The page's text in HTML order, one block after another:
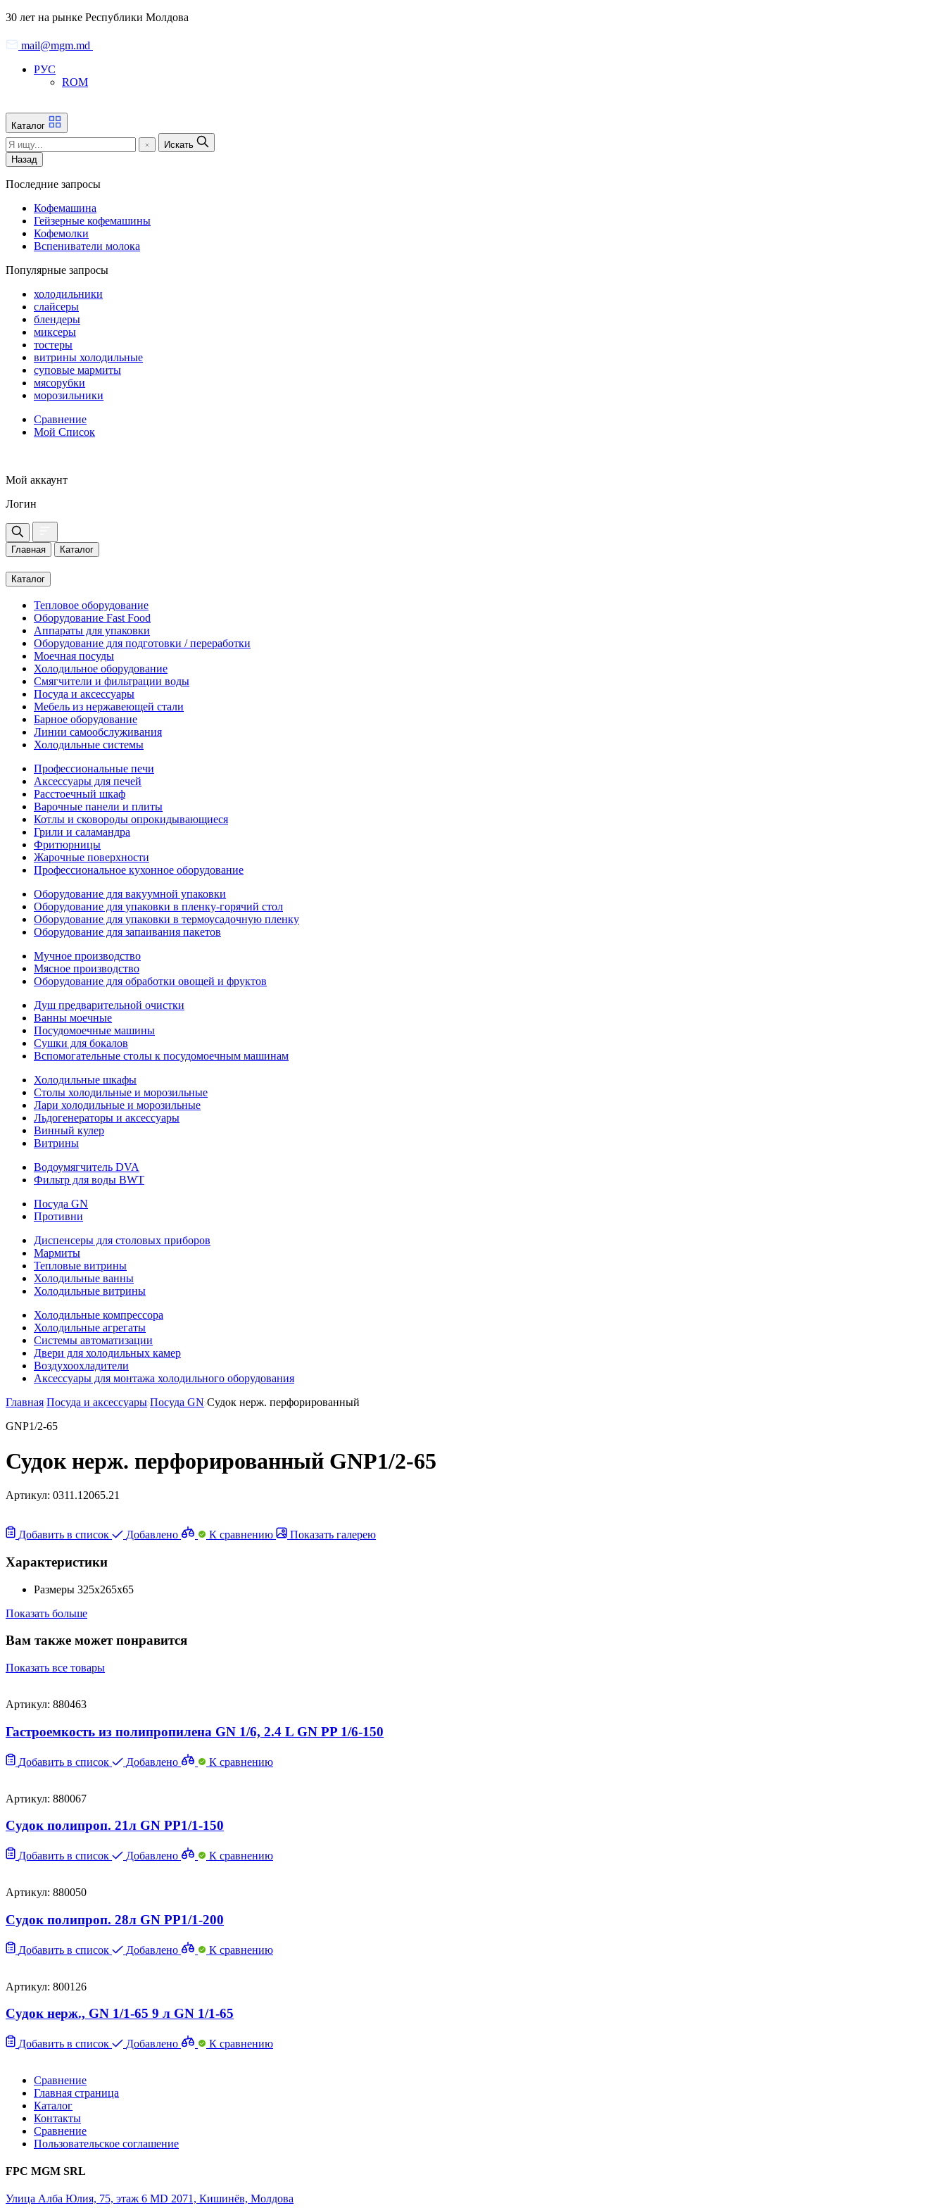
Skip
the
content
30 лет на рынке Республики Молдова
mail@mgm.md
РУС
ROM
Каталог
Искать
Назад
Последние запросы
Кофемашина
Гейзерные кофемашины
Кофемолки
Вспениватели молока
Популярные запросы
холодильники
слайсеры
блендеры
миксеры
тостеры
витрины холодильные
суповые мармиты
мясорубки
морозильники
Сравнение
Мой Список
Мой аккаунт
Логин
Главная Каталог
Каталог
Тепловое оборудование
Оборудование Fast Food
Аппараты для упаковки
Оборудование для подготовки / переработки
Моечная посуды
Холодильное оборудование
Смягчители и фильтрации воды
Посуда и аксессуары
Мебель из нержавеющей стали
Барное оборудование
Линии самообслуживания
Холодильные системы
Профессиональные печи
Аксессуары для печей
Расстоечный шкаф
Варочные панели и плиты
Котлы и сковороды опрокидывающиеся
Грили и саламандра
Фритюрницы
Жарочные поверхности
Профессиональное кухонное оборудование
Оборудование для вакуумной упаковки
Оборудование для упаковки в пленку-горячий стол
Оборудование для упаковки в термоусадочную пленку
Оборудование для запаивания пакетов
Мучное производство
Мясное производство
Оборудование для обработки овощей и фруктов
Душ предварительной очистки
Ванны моечные
Посудомоечные машины
Сушки для бокалов
Вспомогательные столы к посудомоечным машинам
Холодильные шкафы
Столы холодильные и морозильные
Лари холодильные и морозильные
Льдогенераторы и аксессуары
Винный кулер
Витрины
Водоумягчитель DVA
Фильтр для воды BWT
Посуда GN
Противни
Диспенсеры для столовых приборов
Мармиты
Тепловые витрины
Холодильные ванны
Холодильные витрины
Холодильные компрессора
Холодильные агрегаты
Системы автоматизации
Двери для холодильных камер
Воздухоохладители
Аксессуары для монтажа холодильного оборудования
Главная Посуда и аксессуары Посуда GN Судок нерж. перфорированный
GNP1/2-65
Судок нерж. перфорированный GNP1/2-65
Артикул: 0311.12065.21
Добавить в список Добавлено К сравнению Показать галерею
Характеристики
Размеры 325х265х65
Показать больше
Вам также может понравится
Показать все товары
Артикул: 880463
Гастроемкость из полипропилена GN 1/6, 2.4 L GN PP 1/6-150
Добавить в список Добавлено К сравнению
Артикул: 880067
Судок полипроп. 21л GN PP1/1-150
Добавить в список Добавлено К сравнению
Артикул: 880050
Судок полипроп. 28л GN PP1/1-200
Добавить в список Добавлено К сравнению
Артикул: 800126
Судок нерж., GN 1/1-65 9 л GN 1/1-65
Добавить в список Добавлено К сравнению
Сравнение
Главная страница
Каталог
Контакты
Сравнение
Пользовательское соглашение
FPC MGM SRL
Улица Алба Юлия, 75, этаж 6 MD 2071, Кишинёв, Молдова